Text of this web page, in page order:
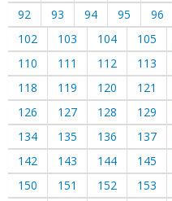
92
93 94 95 96
102
103 104 105
110
111 112 113
118
119 120 121
126
127 128 129
134
135 136 137
142
143 144 145
150
151 152 153